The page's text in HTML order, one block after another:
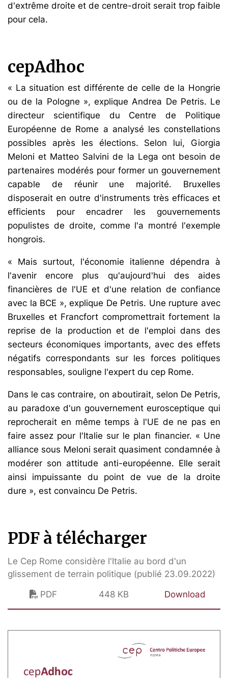
d'extrême droite et de centre-droit serait trop faible
pour cela.
cepAdhoc
« La situation est différente de celle de la Hongrie
ou de la Pologne », explique Andrea De Petris. Le
directeur scientifique du Centre de Politique
Européenne de Rome a analysé les constellations
possibles après les élections. Selon lui, Giorgia
Meloni et Matteo Salvini de la Lega ont besoin de
partenaires modérés pour former un gouvernement
capable de réunir une majorité. Bruxelles
disposerait en outre d'instruments très efficaces et
efficients pour encadrer les gouvernements
populistes de droite, comme l'a montré l'exemple
hongrois.
« Mais surtout, l'économie italienne dépendra à
l'avenir encore plus qu'aujourd'hui des aides
financières de l'UE et d'une relation de confiance
avec la BCE », explique De Petris. Une rupture avec
Bruxelles et Francfort compromettrait fortement la
reprise de la production et de l'emploi dans des
secteurs économiques importants, avec des effets
négatifs correspondants sur les forces politiques
responsables, souligne l'expert du cep Rome.
Dans le cas contraire, on aboutirait, selon De Petris,
au paradoxe d'un gouvernement eurosceptique qui
reprocherait en même temps à l'UE de ne pas en
faire assez pour l'Italie sur le plan financier. « Une
alliance sous Meloni serait quasiment condamnée à
modérer son attitude anti-européenne. Elle serait
ainsi impuissante du point de vue de la droite
dure », est convaincu De Petris.
PDF à télécharger
Le Cep Rome considère l'Italie au bord d'un
glissement de terrain politique (publié 23.09.2022)
PDF
448 KB Download